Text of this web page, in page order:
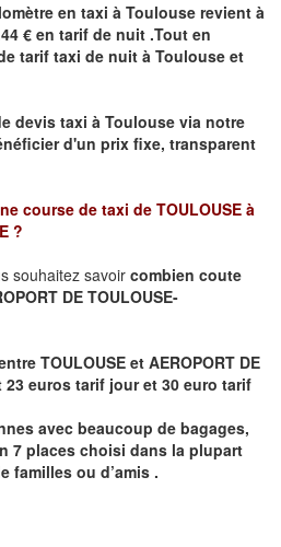
en taxi à Toulouse revient à
€ en tarif de nuit .Tout en
tarif taxi de nuit à Toulouse et
devis taxi à Toulouse via notre
d'un prix fixe, transparent
course de taxi de TOULOUSE à
?
souhaitez savoir combien coute
DE TOULOUSE-
TOULOUSE et AEROPORT DE
23 euros tarif jour et 30 euro tarif
avec beaucoup de bagages,
7 places choisi dans la plupart
familles ou d’amis .